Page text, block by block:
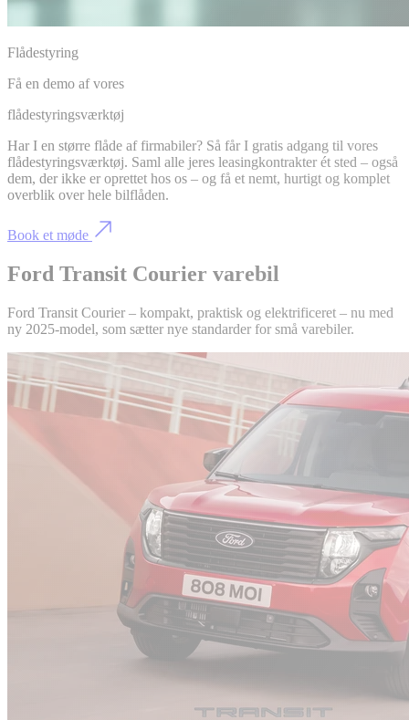
Flådestyring
Få en demo af vores
flådestyringsværktøj
Har I en større flåde af firmabiler? Så får I gratis adgang til vores
flådestyringsværktøj. Saml alle jeres leasingkontrakter ét sted – også
dem, der ikke er oprettet hos os – og få et nemt, hurtigt og komplet
overblik over hele bilflåden.
Book et møde
Ford Transit Courier varebil
Ford Transit Courier – kompakt, praktisk og elektrificeret – nu med
ny 2025-model, som sætter nye standarder for små varebiler.